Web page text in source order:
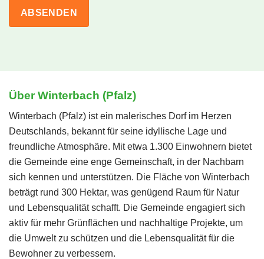
Über Winterbach (Pfalz)
Winterbach (Pfalz) ist ein malerisches Dorf im Herzen
Deutschlands, bekannt für seine idyllische Lage und
freundliche Atmosphäre. Mit etwa 1.300 Einwohnern bietet
die Gemeinde eine enge Gemeinschaft, in der Nachbarn
sich kennen und unterstützen. Die Fläche von Winterbach
beträgt rund 300 Hektar, was genügend Raum für Natur
und Lebensqualität schafft. Die Gemeinde engagiert sich
aktiv für mehr Grünflächen und nachhaltige Projekte, um
die Umwelt zu schützen und die Lebensqualität für die
Bewohner zu verbessern.